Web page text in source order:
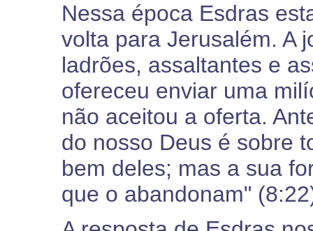
Nessa época Esdras
volta para Jerusalém. A
ladrões, assaltantes e
ofereceu enviar uma
não aceitou a oferta.
do nosso Deus é sobre
bem deles; mas a sua
que o abandonam"